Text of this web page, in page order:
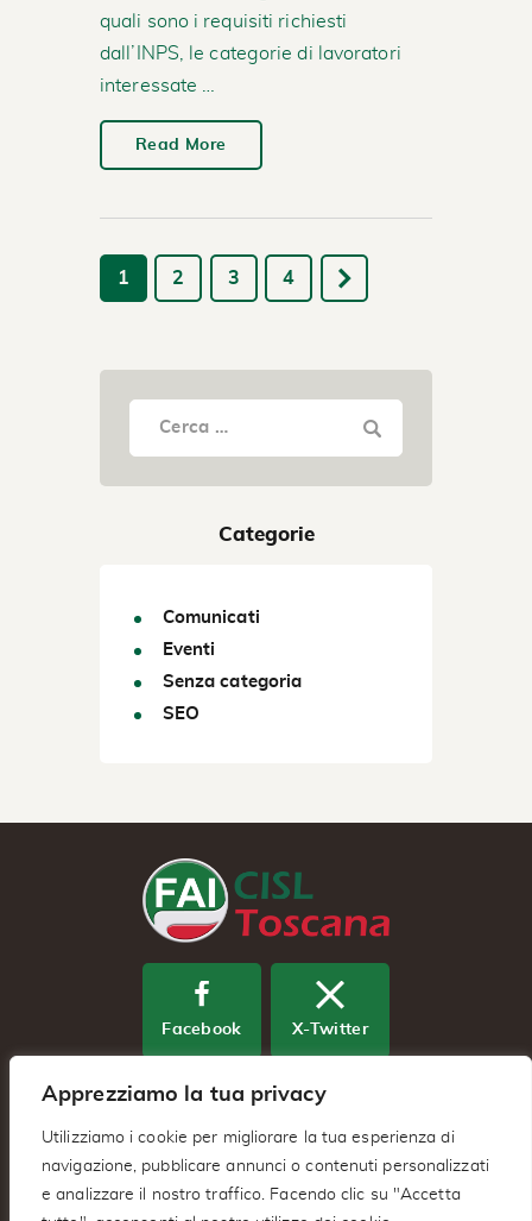
Apprezziamo la tua privacy
Utilizziamo i cookie per migliorare la tua esperienza di
navigazione, pubblicare annunci o contenuti personalizzati
e analizzare il nostro traffico. Facendo clic su "Accetta
quali sono i requisiti richiesti
dall’INPS, le categorie di lavoratori
interessate …
Read More
1 2 3 4
Categorie
Comunicati
Eventi
Senza categoria
SEO
Facebook X-Twitter
Youtube
Fai Cisl Regionale Toscana – Via